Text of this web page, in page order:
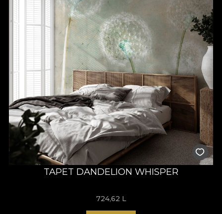
TAPET DANDELION WHISPER
724,62 L